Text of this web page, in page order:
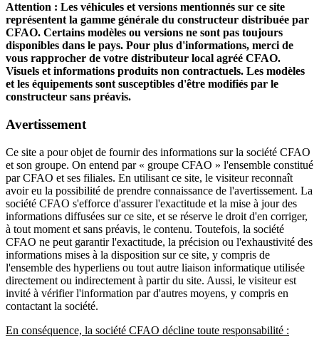
Attention : Les véhicules et versions mentionnés sur ce site
représentent la gamme générale du constructeur distribuée par
CFAO. Certains modèles ou versions ne sont pas toujours
disponibles dans le pays. Pour plus d'informations, merci de
vous rapprocher de votre distributeur local agréé CFAO.
Visuels et informations produits non contractuels. Les modèles
et les équipements sont susceptibles d'être modifiés par le
constructeur sans préavis.
Avertissement
Ce site a pour objet de fournir des informations sur la société CFAO
et son groupe. On entend par « groupe CFAO » l'ensemble constitué
par CFAO et ses filiales. En utilisant ce site, le visiteur reconnaît
avoir eu la possibilité de prendre connaissance de l'avertissement. La
société CFAO s'efforce d'assurer l'exactitude et la mise à jour des
informations diffusées sur ce site, et se réserve le droit d'en corriger,
à tout moment et sans préavis, le contenu. Toutefois, la société
CFAO ne peut garantir l'exactitude, la précision ou l'exhaustivité des
informations mises à la disposition sur ce site, y compris de
l'ensemble des hyperliens ou tout autre liaison informatique utilisée
directement ou indirectement à partir du site. Aussi, le visiteur est
invité à vérifier l'information par d'autres moyens, y compris en
contactant la société.
En conséquence, la société CFAO décline toute responsabilité :